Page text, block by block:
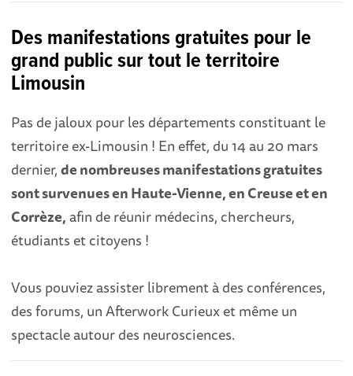
Des manifestations gratuites pour le
grand public sur tout le territoire
Limousin
Pas de jaloux pour les départements constituant le
territoire ex-Limousin ! En effet, du 14 au 20 mars
dernier,de nombreuses manifestations gratuites
sont survenues en Haute-Vienne, en Creuse et en
Corrèze,afin de réunir médecins, chercheurs,
étudiants et citoyens !
Vous pouviez assister librement à des conférences,
des forums, un Afterwork Curieux et même un
spectacle autour des neurosciences.